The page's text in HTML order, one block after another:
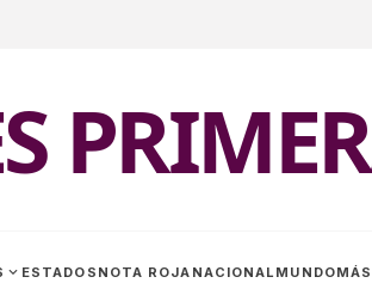
expand_more ESTADOS NOTA ROJA NACIONAL MUNDOMÁS